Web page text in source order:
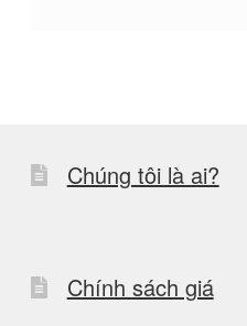
Chúng tôi là ai?
Chính sách giá